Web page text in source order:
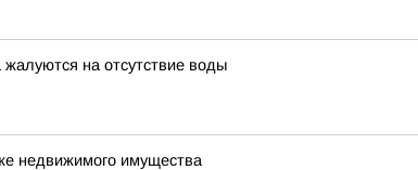
на отсутствие воды
недвижимого имущества